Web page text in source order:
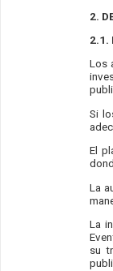
2.
2.1.
Los
Si
El
La
La
su